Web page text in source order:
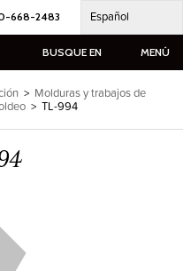
668-2483 Español
BUSQUE EN MENÚ
> Molduras y trabajos de
> TL-994